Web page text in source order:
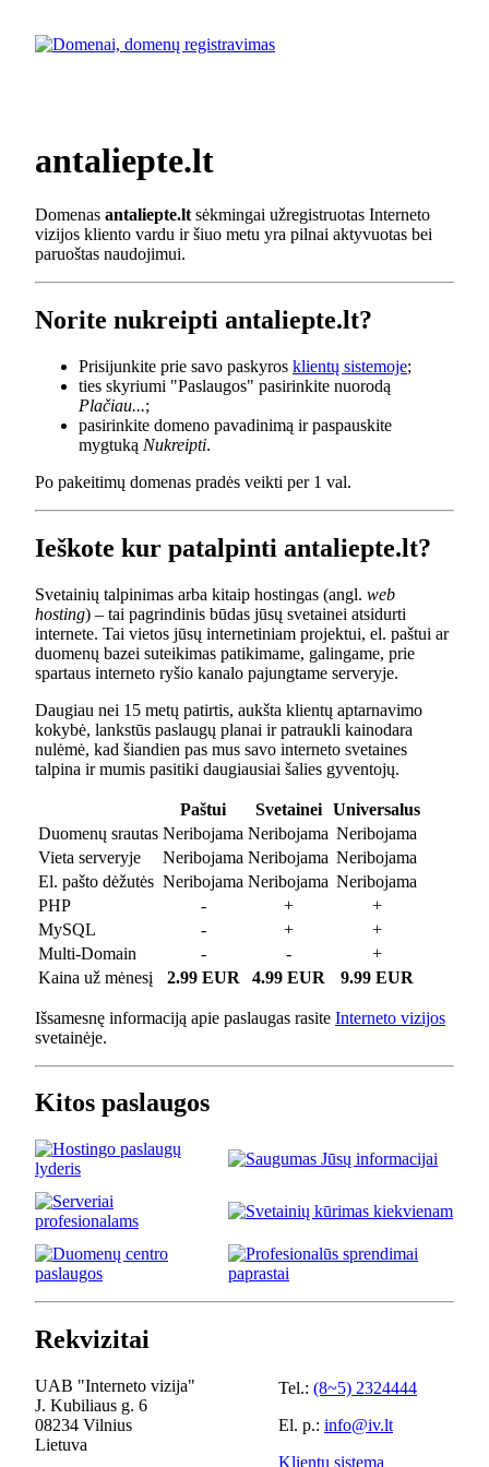
antaliepte.lt
Domenas antaliepte.lt sėkmingai užregistruotas Interneto
vizijos kliento vardu ir šiuo metu yra pilnai aktyvuotas bei
paruoštas naudojimui.
Norite nukreipti antaliepte.lt?
Prisijunkite prie savo paskyros klientų sistemoje;
ties skyriumi "Paslaugos" pasirinkite nuorodą
Plačiau...;
pasirinkite domeno pavadinimą ir paspauskite
mygtuką Nukreipti.
Po pakeitimų domenas pradės veikti per 1 val.
Ieškote kur patalpinti antaliepte.lt?
Svetainių talpinimas arba kitaip hostingas (angl. web
hosting) – tai pagrindinis būdas jūsų svetainei atsidurti
internete. Tai vietos jūsų internetiniam projektui, el. paštui ar
duomenų bazei suteikimas patikimame, galingame, prie
spartaus interneto ryšio kanalo pajungtame serveryje.
Daugiau nei 15 metų patirtis, aukšta klientų aptarnavimo
kokybė, lankstūs paslaugų planai ir patraukli kainodara
nulėmė, kad šiandien pas mus savo interneto svetaines
talpina ir mumis pasitiki daugiausiai šalies gyventojų.
Paštui Svetainei
Universalus
Duomenų srautas Neribojama Neribojama Neribojama
Vieta serveryje
Neribojama Neribojama Neribojama
El. pašto dėžutės Neribojama Neribojama Neribojama
PHP
- +
+
MySQL
- +
+
Multi-Domain
- -
+
Kaina už mėnesį
2.99 EUR 4.99 EUR 9.99 EUR
Išsamesnę informaciją apie paslaugas rasite Interneto vizijos
svetainėje.
Kitos paslaugos
Rekvizitai
UAB "Interneto vizija"
J. Kubiliaus g. 6
08234 Vilnius
Lietuva
Tel.: (8~5) 2324444
El. p.: info@iv.lt
Klientų sistema